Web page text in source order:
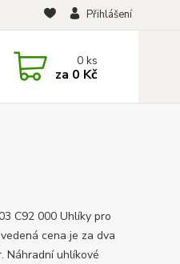
Přihlášení
0ks
za 0 Kč
C92 000 Uhlíky pro
cena je za dva
Náhradní uhlíkové